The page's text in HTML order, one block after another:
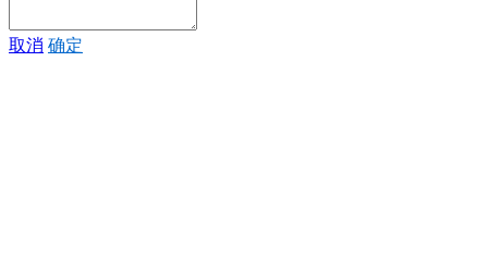
取消 确定